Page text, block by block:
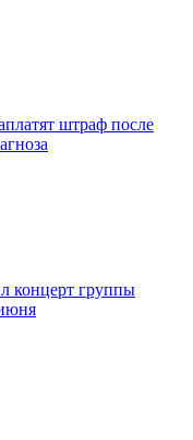
штраф после
концерт группы